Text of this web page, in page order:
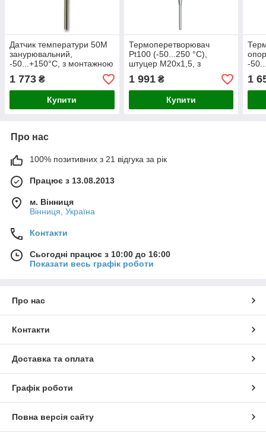
Датчик температури 50М
занурювальний,
-50...+150°C, з монтажною
М20х1,5
1 773 ₴
Купити
Термоперетворювач
Pt100 (-50...250 °C),
штуцер М20х1,5, з
1 991₴
Купити
-
1
Про нас
100% позитивних з 21 відгука за рік
Працює з 13.08.2013
м. Вінниця
Вінниця, Україна
Контакти
Сьогодні працює з 10:00 до 16:00
Показати весь графік роботи
Про нас
Контакти
Доставка та оплата
Графік роботи
Повна версія сайту